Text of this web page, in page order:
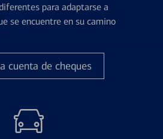
para adaptarse a
se encuentre en su camino
cuenta de cheques